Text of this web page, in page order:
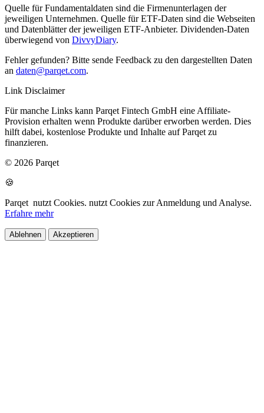
Quelle für Fundamentaldaten sind die Firmenunterlagen der
jeweiligen Unternehmen. Quelle für ETF-Daten sind die Webseiten
und Datenblätter der jeweiligen ETF-Anbieter. Dividenden-Daten
überwiegend von DivvyDiary.
Fehler gefunden? Bitte sende Feedback zu den dargestellten Daten
an daten@parqet.com.
Link Disclaimer
Für manche Links kann Parqet Fintech GmbH eine Affiliate-
Provision erhalten wenn Produkte darüber erworben werden. Dies
hilft dabei, kostenlose Produkte und Inhalte auf Parqet zu
finanzieren.
© 2026 Parqet
🍪
Parqet nutzt Cookies. nutzt Cookies zur Anmeldung und Analyse.
Erfahre mehr
Ablehnen Akzeptieren